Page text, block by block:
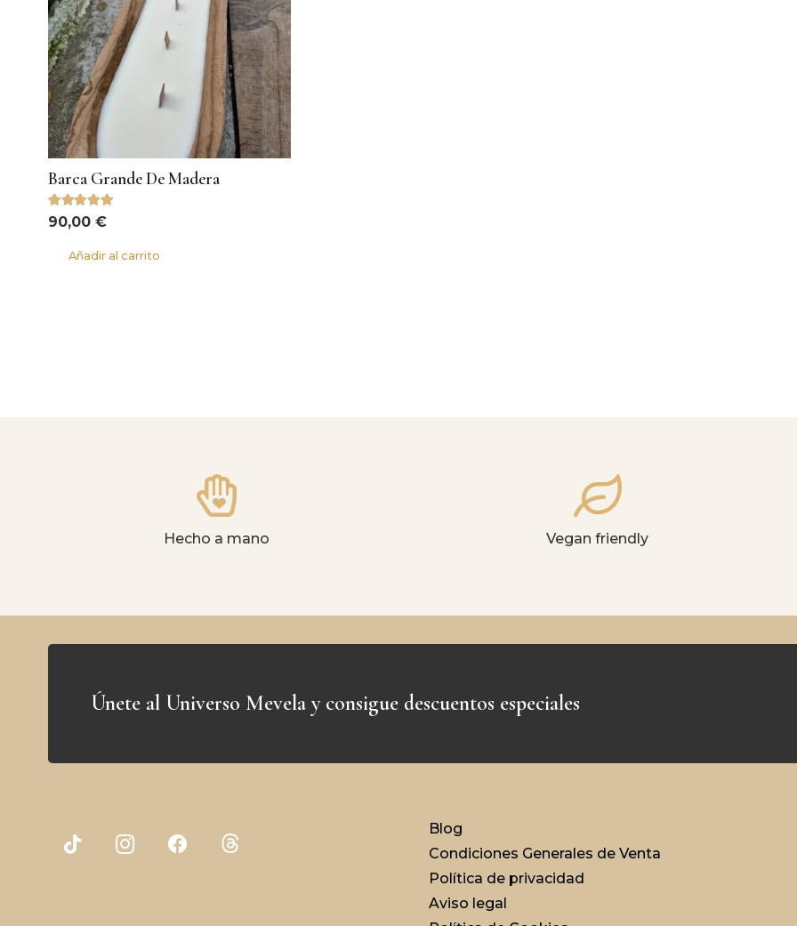
Barca Grande De Madera
Valorado con
90,00 €
Añadir al carrito
Hecho a mano Vegan friendly
Únete al Universo Mevela y consigue descuentos especiales
Blog
Condiciones Generales de Venta
Política de privacidad
Aviso legal